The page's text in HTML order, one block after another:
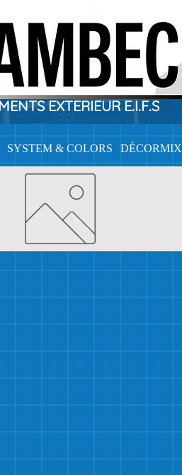
EXTERIEUR E.I.F.S
SYSTEM & COLORS DÉCORMIX